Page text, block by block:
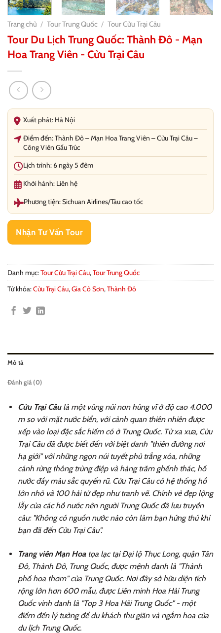
Trang chủ / Tour Trung Quốc / Tour Cửu Trại Câu
Tour Du Lịch Trung Quốc: Thành Đô - Mạn
Hoa Trang Viên - Cửu Trại Câu
Xuất phát: Hà Nội
Điểm đến: Thành Đô – Mạn Hoa Trang Viên – Cửu Trại Câu –
Công Viên Gấu Trúc
Lịch trình: 6 ngày 5 đêm
Khởi hành: Liên hệ
Phương tiện: Sichuan Airlines/Tàu cao tốc
Nhận Tư Vấn Tour
Danh mục:Tour Cửu Trại Câu,Tour Trung Quốc
Từ khóa:Cửu Trại Câu,Gia Cô Sơn,Thành Đô
Mô tả
Đánh giá (0)
Cửu Trại Câulà một vùng núi non hùng vĩ ở độ cao 4.000
m so với mặt nước biển, với cảnh quan thiên nhiên được
xếp vào loại đặc sắc hiếm có ở Trung Quốc. Từ xa xưa, Cửu
Trại Câu đã được biết đến với biệt danh "thiên đường nơi
hạ giới" với những ngọn núi tuyết phủ trắng xóa, những
cánh rừng thông trùng điệp và hàng trăm ghềnh thác, hồ
nước đầy màu sắc quyến rũ. Cửu Trại Câu có hệ thống hồ
lớn nhỏ và 100 hải tử đẹp như tranh vẽ. Chính vẻ đẹp lộng
lẫy của các hồ nước nên người Trung Quốc đã lưu truyền
câu: "Không có nguồn nước nào còn làm bạn hứng thú khi
bạn đã đến Cửu Trại Câu".
Trang viên Mạn Hoatọa lạc tại Đại lộ Thục Long, quận Tân
Đô, Thành Đô, Trung Quốc, được mệnh danh là "Thành
phố hoa thơm" của Trung Quốc. Nơi đây sở hữu diện tích
rộng lớn hơn 600 mẫu, được Liên minh Hoa Hải Trung
Quốc vinh danh là "Top 3 Hoa Hải Trung Quốc" - một
điểm đến lý tưởng để du khách thư giãn và ngắm hoa của
du lịch Trung Quốc.